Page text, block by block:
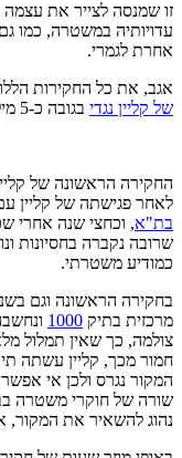
זו שמנסה לצייר את
עדויותיה במשטרה, כמו
אחרת לגמרי.
אגב, את כל החקירות
של קליין נגדי בגובה כ-5 מיליון שקל.
לאחר פגישתה של קליין
בת"א
שרובה נקברה בחסיונות
כמודיע משטרתי.
בחקירה הראשונה וגם
מרכזית בתיק 1000
צולמה, כך שאין תמלול
חמור מכך, קליין עשתה
המקור נגרס ולכן אי
שורה של חוקרי משטרה
נהוג להשאיר את המקור,